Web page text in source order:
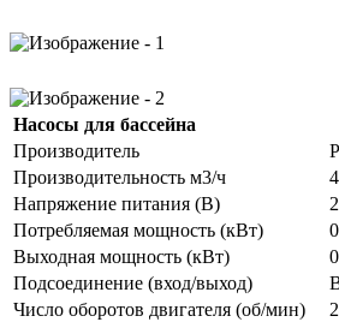
Насосы для бассейна
Производитель
Производительность м3/ч
4
Напряжение питания (В)
Потребляемая мощность (кВт)
Выходная мощность (кВт)
Подсоединение (вход/выход)
Число оборотов двигателя (об/мин)